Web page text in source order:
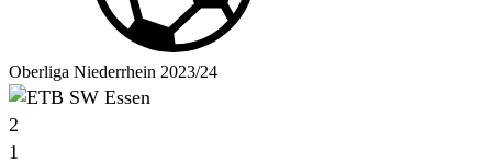
Oberliga Niederrhein 2023/24
2
1